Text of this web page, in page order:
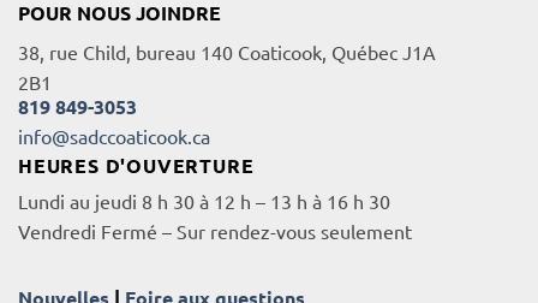
POUR NOUS JOINDRE
38, rue Child, bureau 140 Coaticook, Québec J1A
2B1
819 849-3053
info@sadccoaticook.ca
HEURES D'OUVERTURE
Lundi au jeudi 8 h 30 à 12 h – 13 h à 16 h 30
Vendredi Fermé – Sur rendez-vous seulement
Nouvelles | Foire aux questions